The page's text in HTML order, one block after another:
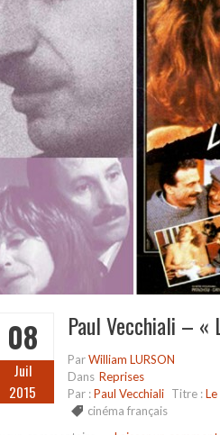
08
Juil
2015
Paul Vecchiali – «
ParWilliam LURSON
Dans Reprises
Par :Paul Vecchiali Titre :
cinéma français